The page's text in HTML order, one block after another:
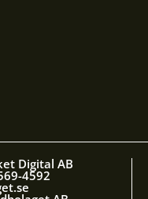
Digital AB
4592